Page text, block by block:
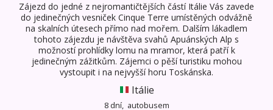
Zájezd do jedné z nejromantičtějších částí Itálie Vás zavede
do jedinečných vesniček Cinque Terre umístěných odvážně
na skalních útesech přímo nad mořem. Dalším lákadlem
tohoto zájezdu je návštěva svahů Apuánských Alp s
možností prohlídky lomu na mramor, která patří k
jedinečným zážitkům. Zájemci o pěší turistiku mohou
vystoupit i na nejvyšší horu Toskánska.
Itálie
8 dní, autobusem